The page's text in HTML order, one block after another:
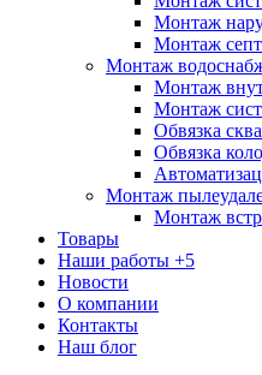
Монтаж
Монтаж
Монтаж
Монтаж
Монтаж
Обвязка
Обвязка
Монтаж
Монтаж
Товары
Наши работы +5
Новости
О компании
Контакты
Наш блог